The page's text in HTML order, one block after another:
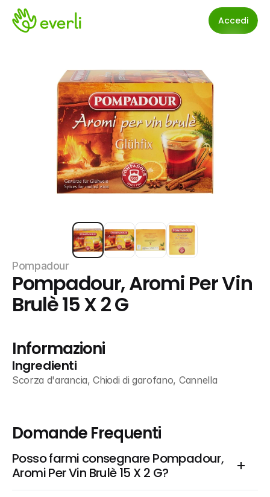
Accedi
Pompadour
Pompadour, Aromi Per Vin
Brulè 15 X 2 G
Informazioni
Ingredienti
Scorza d'arancia, Chiodi di garofano, Cannella
Domande Frequenti
Posso farmi consegnare Pompadour,
Aromi Per Vin Brulè 15 X 2 G?